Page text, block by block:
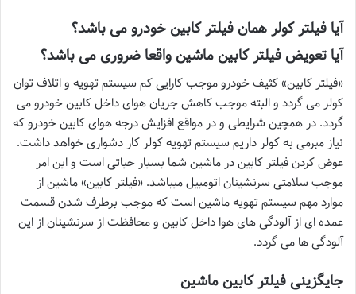
آیا فیلتر کولر همان فیلتر کابین خودرو می باشد؟
آیا تعویض فیلتر کابین ماشین واقعا ضروری می باشد؟
«فیلتر کابین» کثیف خودرو موجب کارایی کم سیستم تهویه و اتلاف توان
کولر می گردد و البته موجب کاهش جریان هوای داخل کابین خودرو می
گردد. در همچین شرایطی و در مواقع افزایش درجه هوای کابین خودرو که
نیاز مبرمی به کولر داریم سیستم تهویه کولر کار دشواری خواهد داشت.
عوض کردن فیلتر کابین در ماشین شما بسیار حیاتی است و این امر
موجب سلامتی سرنشینان اتومبیل میباشد. «فیلتر کابین» ماشین از
موارد مهم سیستم تهویه ماشین است که موجب برطرف شدن قسمت
عمده ای از آلودگی های هوا داخل کابین و محافظت از سرنشینان از این
آلودگی ها می گردد.
جایگزینی فیلتر کابین ماشین